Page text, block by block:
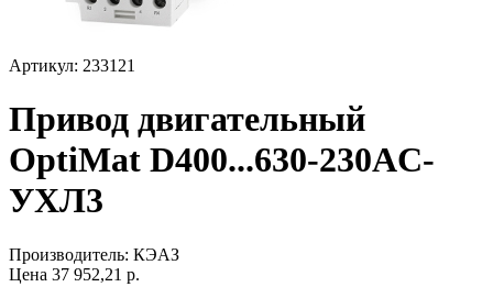
Артикул: 233121
Привод двигательный
OptiMat D400...630-230AC-
УХЛ3
Производитель: КЭАЗ
Цена 37 952,21 р.